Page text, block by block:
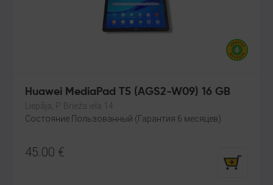
Huawei MediaPad T5 (AGS2-W09) 16 GB
Liepāja, P. Brieža iela 14
Состояние Пользованный (Гарантия 6 месяцев)
45.00 €